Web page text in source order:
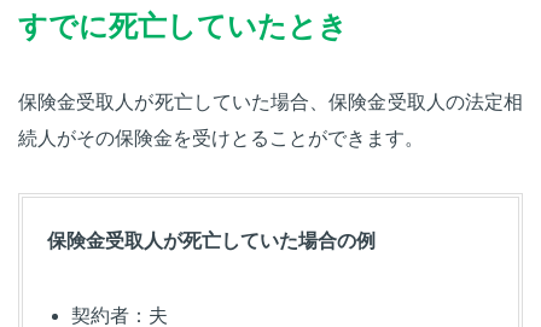
すでに死亡していたとき
保険金受取人が死亡していた場合、保険金受取人の法定相
続人がその保険金を受けとることができます。
保険金受取人が死亡していた場合の例
契約者：夫